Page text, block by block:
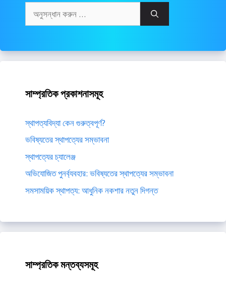
সাম্প্রতিক প্রকাশনাসমূহ
স্থাপত্যবিদ্যা কেন গুরুত্বপূর্ণ?
ভবিষ্যতের স্থাপত্যের সম্ভাবনা
স্থাপত্যের চ্যালেঞ্জ
অভিযোজিত পুনর্ব্যবহার: ভবিষ্যতের স্থাপত্যের সম্ভাবনা
সমসাময়িক স্থাপত্য: আধুনিক নকশার নতুন দিগন্ত
সাম্প্রতিক মন্তব্যসমূহ